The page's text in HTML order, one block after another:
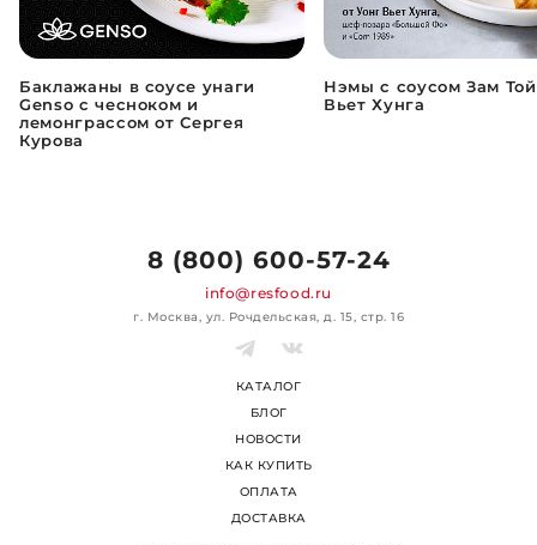
Баклажаны в соусе унаги
Genso с чесноком и
лемонграссом от Сергея
Курова
Нэмы с соусом Зам Той
Вьет Хунга
КАТАЛОГ
БЛОГ
НОВОСТИ
КАК КУПИТЬ
ОПЛАТА
ДОСТАВКА
8 (800) 600-57-24
info@resfood.ru
г. Москва, ул. Рочдельская, д. 15, стр. 16